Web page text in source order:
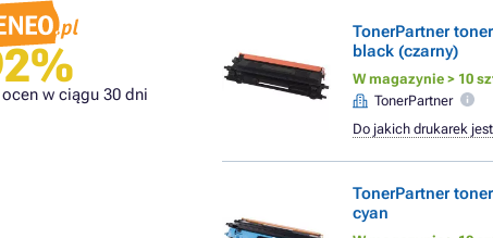
w ciągu 30 dni
TonerPartner
black (czarny)
W magazynie > 10
TonerPartner
Do jakich drukarek
TonerPartner
cyan